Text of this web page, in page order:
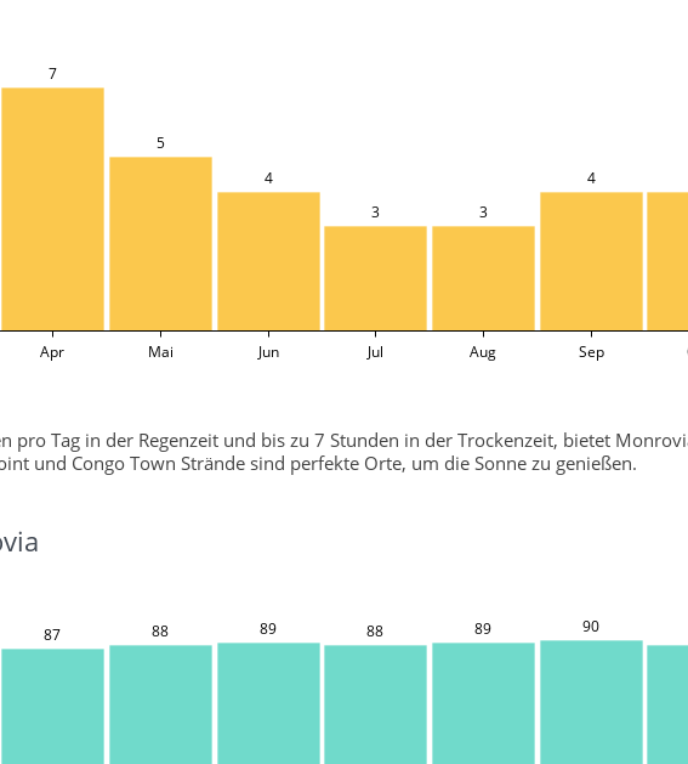
7
5
4
3
3
4
Apr Mai Jun Jul Aug Sep
pro Tag in der Regenzeit und bis zu 7 Stunden in der Trockenzeit, bietet
und Congo Town Strände sind perfekte Orte, um die Sonne zu genießen.
87 88 89 88 89 90